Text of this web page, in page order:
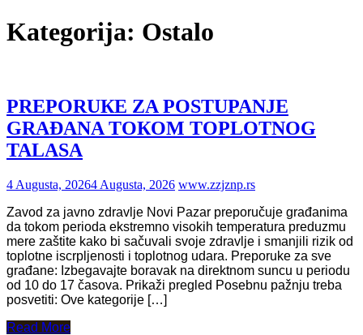
Kategorija: Ostalo
PREPORUКE ZA POSTUPANJE
GRAĐANA TOКOM TOPLOTNOG
TALASA
4 Augusta, 20264 Augusta, 2026 www.zzjznp.rs
Zavod za javno zdravlje Novi Pazar preporučuje građanima
da tokom perioda ekstremno visokih temperatura preduzmu
mere zaštite kako bi sačuvali svoje zdravlje i smanjili rizik od
toplotne iscrpljenosti i toplotnog udara. Preporuke za sve
građane: Izbegavajte boravak na direktnom suncu u periodu
od 10 do 17 časova. Prikaži pregled Posebnu pažnju treba
posvetiti: Ove kategorije […]
Read More